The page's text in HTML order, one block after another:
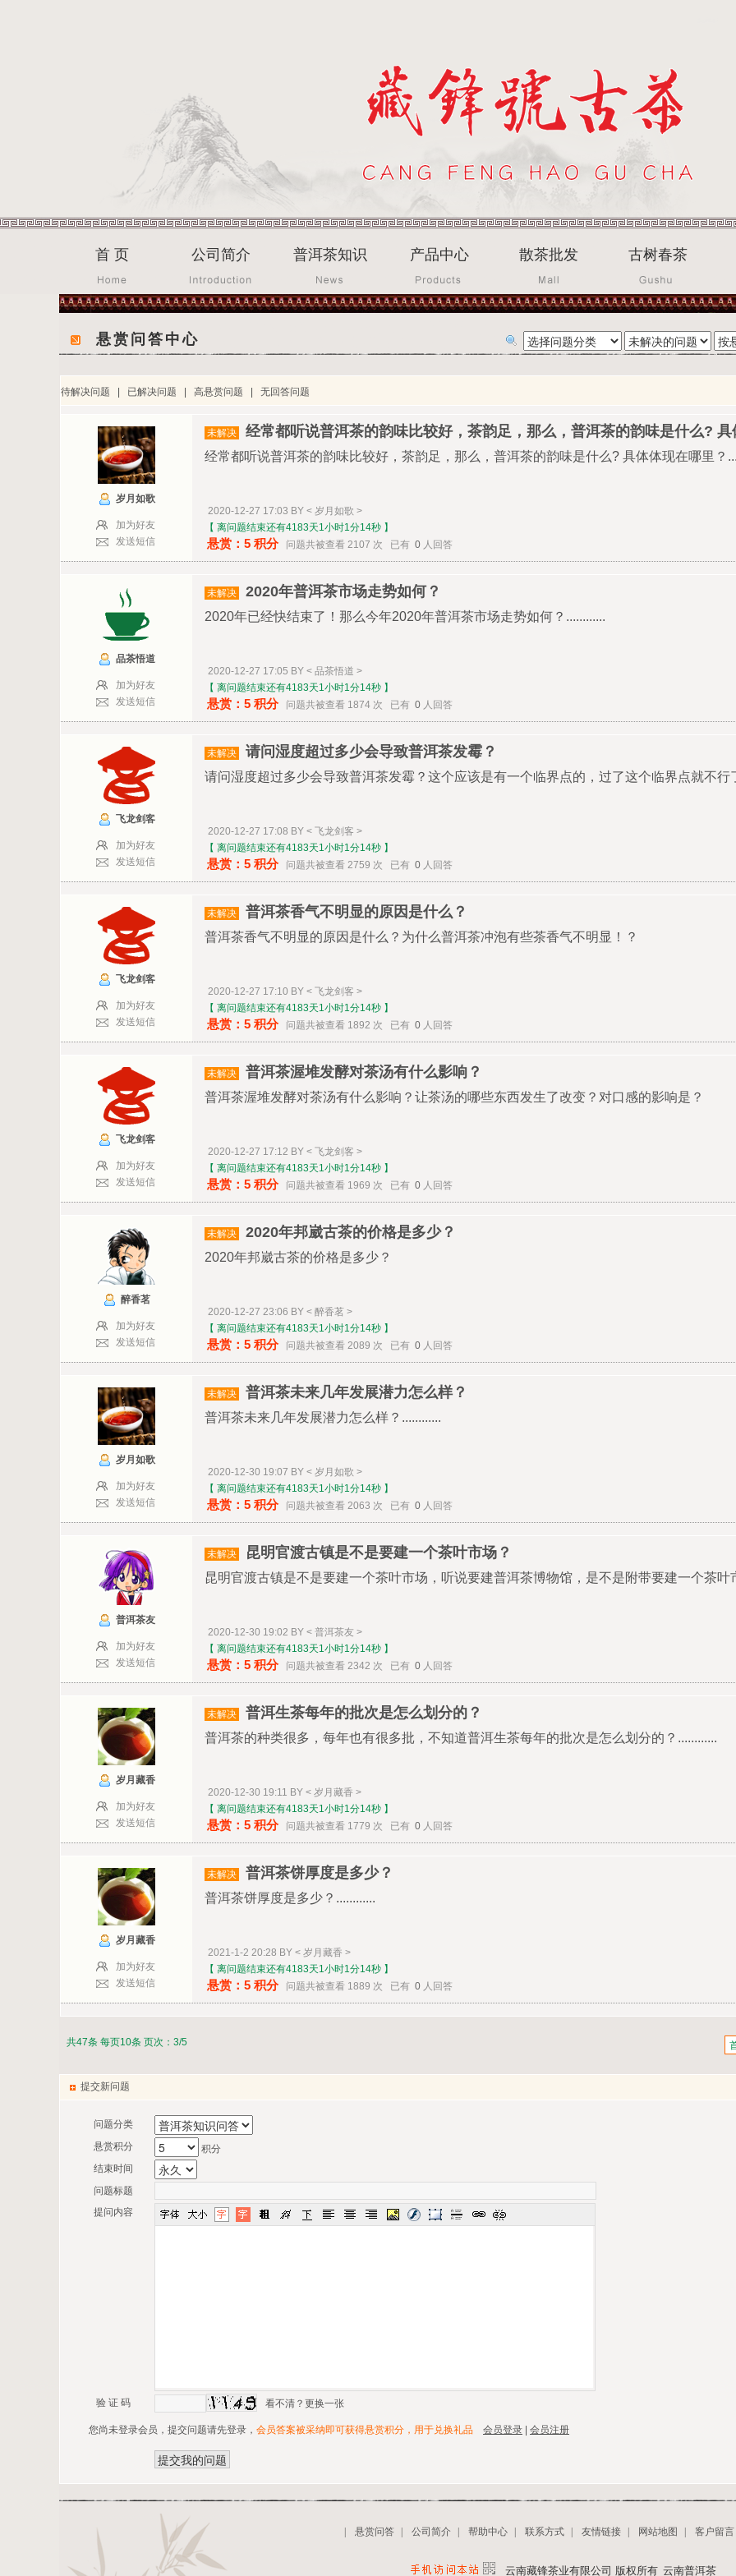
首 页 公司简介 普洱茶知识 产品中心 散茶批发 古树春茶
悬赏问答中心
待解决问题 已解决问题 高悬赏问题 无回答问题
岁月如歌
加为好友
发送短信
未解决 经常都听说普洱茶的韵味比较好，茶韵足，那么，普洱茶的韵味是什么?
经常都听说普洱茶的韵味比较好，茶韵足，那么，普洱茶的韵味是什么? 具体体现在哪里？
2020-12-27 17:03 BY < 岁月如歌 >
【 离问题结束还有4183天1小时1分14秒 】
悬赏：5 积分问题共被查看 2107 次 已有 0 人回答
品茶悟道
加为好友
发送短信
未解决 2020年普洱茶市场走势如何？
2020年已经快结束了！那么今年2020年普洱茶市场走势如何？............
2020-12-27 17:05 BY < 品茶悟道 >
【 离问题结束还有4183天1小时1分14秒 】
悬赏：5 积分问题共被查看 1874 次 已有 0 人回答
飞龙剑客
加为好友
发送短信
未解决 请问湿度超过多少会导致普洱茶发霉？
请问湿度超过多少会导致普洱茶发霉？这个应该是有一个临界点的，过了这个临界点就不行
2020-12-27 17:08 BY < 飞龙剑客 >
【 离问题结束还有4183天1小时1分14秒 】
悬赏：5 积分问题共被查看 2759 次 已有 0 人回答
飞龙剑客
加为好友
发送短信
未解决 普洱茶香气不明显的原因是什么？
普洱茶香气不明显的原因是什么？为什么普洱茶冲泡有些茶香气不明显！？
2020-12-27 17:10 BY < 飞龙剑客 >
【 离问题结束还有4183天1小时1分14秒 】
悬赏：5 积分问题共被查看 1892 次 已有 0 人回答
飞龙剑客
加为好友
发送短信
未解决 普洱茶渥堆发酵对茶汤有什么影响？
普洱茶渥堆发酵对茶汤有什么影响？让茶汤的哪些东西发生了改变？对口感的影响是？
2020-12-27 17:12 BY < 飞龙剑客 >
【 离问题结束还有4183天1小时1分14秒 】
悬赏：5 积分问题共被查看 1969 次 已有 0 人回答
醉香茗
加为好友
发送短信
未解决 2020年邦崴古茶的价格是多少？
2020年邦崴古茶的价格是多少？
2020-12-27 23:06 BY < 醉香茗 >
【 离问题结束还有4183天1小时1分14秒 】
悬赏：5 积分问题共被查看 2089 次 已有 0 人回答
岁月如歌
加为好友
发送短信
未解决 普洱茶未来几年发展潜力怎么样？
普洱茶未来几年发展潜力怎么样？............
2020-12-30 19:07 BY < 岁月如歌 >
【 离问题结束还有4183天1小时1分14秒 】
悬赏：5 积分问题共被查看 2063 次 已有 0 人回答
普洱茶友
加为好友
发送短信
未解决 昆明官渡古镇是不是要建一个茶叶市场？
昆明官渡古镇是不是要建一个茶叶市场，听说要建普洱茶博物馆，是不是附带要建一个茶叶
2020-12-30 19:02 BY < 普洱茶友 >
【 离问题结束还有4183天1小时1分14秒 】
悬赏：5 积分问题共被查看 2342 次 已有 0 人回答
岁月藏香
加为好友
发送短信
未解决 普洱生茶每年的批次是怎么划分的？
普洱茶的种类很多，每年也有很多批，不知道普洱生茶每年的批次是怎么划分的？............
2020-12-30 19:11 BY < 岁月藏香 >
【 离问题结束还有4183天1小时1分14秒 】
悬赏：5 积分问题共被查看 1779 次 已有 0 人回答
岁月藏香
加为好友
发送短信
未解决 普洱茶饼厚度是多少？
普洱茶饼厚度是多少？............
2021-1-2 20:28 BY < 岁月藏香 >
【 离问题结束还有4183天1小时1分14秒 】
悬赏：5 积分问题共被查看 1889 次 已有 0 人回答
共47条 每页10条 页次：3/5
提交新问题
问题分类
悬赏积分
积分
结束时间
问题标题
提问内容
验 证 码 看不清？更换一张
您尚未登录会员，提交问题请先登录， 会员答案被采纳即可获得悬赏积分，用于兑换礼品 会员登录 会员注册
悬赏问答 公司简介 帮助中心 联系方式 友情链接 网站地图 客户留言
云南藏锋茶业有限公司 版权所有 云南普洱茶